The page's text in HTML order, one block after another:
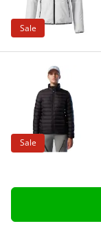
Sale
Sale